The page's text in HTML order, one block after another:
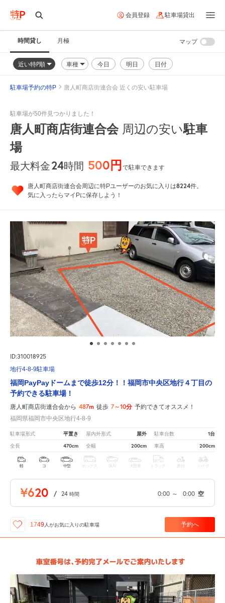
会員登録 駐車場貸出
時間貸し 月極
近い特P順 車種 今日 明日 日付
マップ
駐車場予約の特P 唐人町商店街連合会 近くの安い駐車場
駐車場が50件見つかりました！
唐人町商店街連合会周辺の安い駐車
場
最大料金24時間 500円で駐車できます
唐人町商店街連合会周辺に特Pユーザーのお気に入りは8224件。
気に入ったらマイPに保存しよう！
ID:310018925
地行4-8-9駐車場
福岡PayPayドームまで徒歩12分！！福岡市中央区地行４丁目の
予約できる駐車場！
唐人町商店街連合会から 487m 徒歩 7～10分 予約できてオススメ！
福岡県福岡市中央区地行4-8-9
駐車場形式 平置き 屋内外形式 屋外 駐車台数 1台
全長 470cm 全幅 200cm 車高 200cm
軽 コ 中型 ボックス SUV 大型車 トラック 原付 バイク
¥620 / 24 時間 0:00 ～ 0:00 空
1749人がお気に入りの駐車場 予約へ